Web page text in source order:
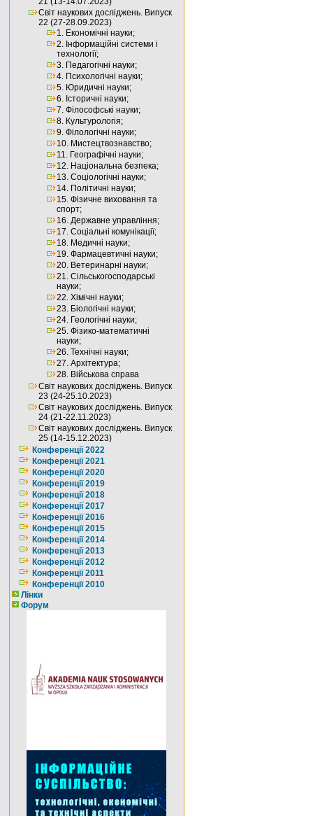
Світ наукових досліджень. Випуск
22 (27-28.09.2023)
1. Економічні науки;
2. Інформаційні системи і
технології;
3. Педагогічні науки;
4. Психологічні науки;
5. Юридичні науки;
6. Історичні науки;
7. Філософські науки;
8. Культурологія;
9. Філологічні науки;
10. Мистецтвознавство;
11. Географічні науки;
12. Національна безпека;
13. Соціологічні науки;
14. Політичні науки;
15. Фізичне виховання та
спорт;
16. Державне управління;
17. Соціальні комунікації;
18. Медичні науки;
19. Фармацевтичні науки;
20. Ветеринарні науки;
21. Сільськогосподарські
науки;
22. Хімічні науки;
23. Біологічні науки;
24. Геологічні науки;
25. Фізико-математичні
науки;
26. Технічні науки;
27. Архітектура;
28. Військова справа
Світ наукових досліджень. Випуск
23 (24-25.10.2023)
Світ наукових досліджень. Випуск
24 (21-22.11.2023)
Світ наукових досліджень. Випуск
25 (14-15.12.2023)
Конференції 2022
Конференції 2021
Конференції 2020
Конференції 2019
Конференції 2018
Конференції 2017
Конференції 2016
Конференції 2015
Конференції 2014
Конференції 2013
Конференції 2012
Конференції 2011
Конференції 2010
Лінки
Форум